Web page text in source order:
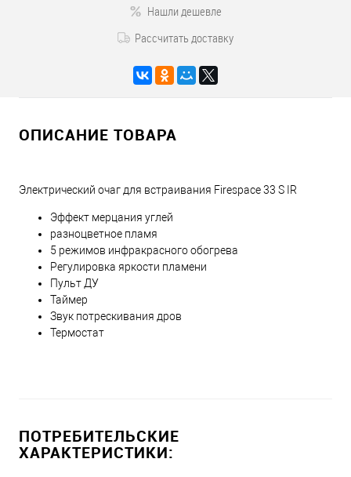
Нашли дешевле
Рассчитать доставку
ОПИСАНИЕ ТОВАРА
Электрический очаг для встраивания Firespace 33 S IR
Эффект мерцания углей
разноцветное пламя
5 режимов инфракрасного обогрева
Регулировка яркости пламени
Пульт ДУ
Таймер
Звук потрескивания дров
Термостат
ПОТРЕБИТЕЛЬСКИЕ
ХАРАКТЕРИСТИКИ: